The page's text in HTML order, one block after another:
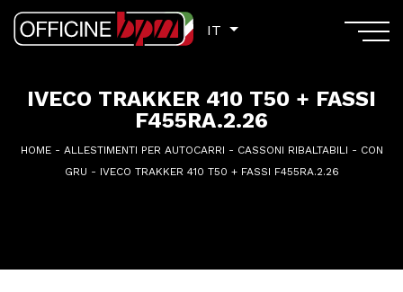
IT
IVECO TRAKKER 410 T50 + FASSI
F455RA.2.26
HOME- ALLESTIMENTI PER AUTOCARRI - CASSONI RIBALTABILI - CON
GRU - IVECO TRAKKER 410 T50 + FASSI F455RA.2.26